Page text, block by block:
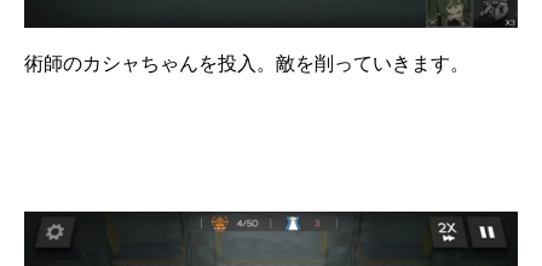
術師のカシャちゃんを投入。敵を削っていきます。